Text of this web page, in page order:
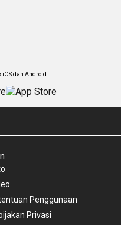
iOS dan Android
Penggunaan
Privasi